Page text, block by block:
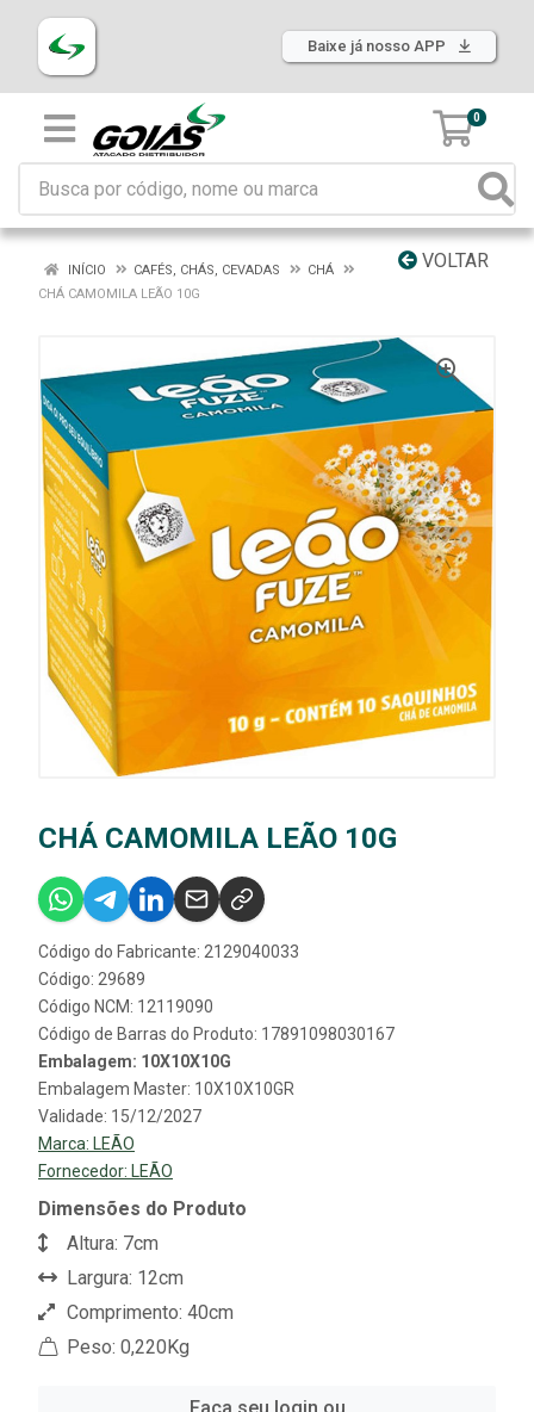
Baixe já nosso APP
0
VOLTAR
INÍCIO CAFÉS, CHÁS, CEVADAS
CHÁ
CHÁ CAMOMILA LEÃO 10G
CHÁ CAMOMILA LEÃO 10G
Código do Fabricante: 2129040033
Código: 29689
Código NCM: 12119090
Código de Barras do Produto: 17891098030167
Embalagem: 10X10X10G
Embalagem Master: 10X10X10GR
Validade: 15/12/2027
Marca: LEÃO
Fornecedor: LEÃO
Dimensões do Produto
Altura: 7cm
Largura: 12cm
Comprimento: 40cm
Peso: 0,220Kg